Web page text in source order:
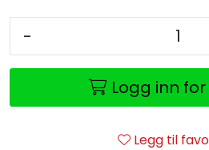
-
Logg inn
Legg til